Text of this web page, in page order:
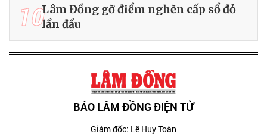
10Lâm Đồng gỡ điểm nghẽn cấp sổ đỏ
lần đầu
BÁO LÂM ĐỒNG ĐIỆN TỬ
Giám đốc: Lê Huy Toàn